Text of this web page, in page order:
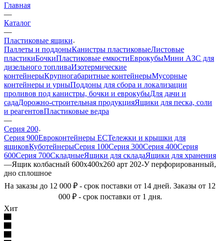
Главная
—
Каталог
—
Пластиковые ящики
Паллеты и поддоныКанистры пластиковыеЛистовые
пластикиБочкиПластиковые емкостиЕврокубыМини АЗС для
дизельного топливаИзотермические
контейнерыКрупногабаритные контейнерыМусорные
контейнеры и урныПоддоны для сбора и локализации
проливов под канистры, бочки и еврокубыДля дачи и
садаДорожно-строительная продукцияЯщики для песка, соли
и реагентовПластиковые ведра
—
Серия 200
Серия 900Евроконтейнеры ЕСТележки и крышки для
ящиковКуботейнерыСерия 100Серия 300Серия 400Серия
600Серия 700СкладныеЯщики для складаЯщики для хранения
—Ящик колбасный 600х400х260 арт 202-У перфорированный,
дно сплошное
На заказы до 12 000 ₽ - срок поставки от 14 дней. Заказы от 12
000 ₽ - срок поставки от 1 дня.
Хит